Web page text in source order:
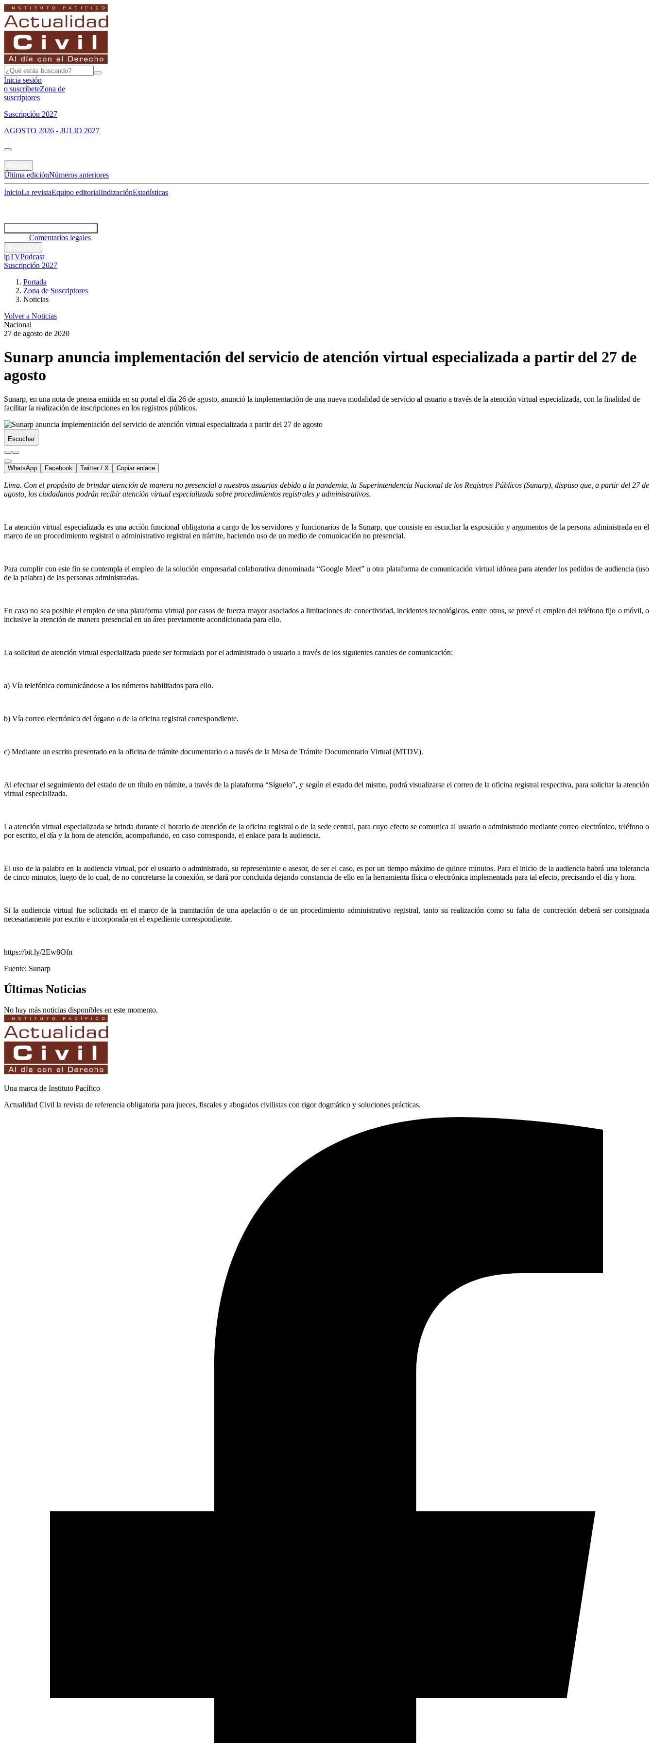
Inicia sesión
o suscríbeteZona de
suscriptores
Suscripción 2027
AGOSTO 2026 - JULIO 2027
Última ediciónNúmeros anteriores
InicioLa revistaEquipo editorialIndizaciónEstadísticas
Comentarios legales
ipTVPodcast
Suscripción 2027
Portada
Zona de Suscriptores
Noticias
Volver a Noticias
Nacional
27 de agosto de 2020
Sunarp anuncia implementación del servicio de atención virtual especializada a partir del 27 de
agosto
Sunarp, en una nota de prensa emitida en su portal el día 26 de agosto, anunció la implementación de una nueva modalidad de servicio al usuario a través de la atención virtual especializada, con la finalidad de
facilitar la realización de inscripciones en los registros públicos.
Escuchar
WhatsApp Facebook Twitter / X Copiar enlace
Lima. Con el propósito de brindar atención de manera no presencial a nuestros usuarios debido a la pandemia, la Superintendencia Nacional de los Registros Públicos (Sunarp), dispuso que, a partir del 27 de
agosto, los ciudadanos podrán recibir atención virtual especializada sobre procedimientos registrales y administrativos.
La atención virtual especializada es una acción funcional obligatoria a cargo de los servidores y funcionarios de la Sunarp, que consiste en escuchar la exposición y argumentos de la persona administrada en el
marco de un procedimiento registral o administrativo registral en trámite, haciendo uso de un medio de comunicación no presencial.
Para cumplir con este fin se contempla el empleo de la solución empresarial colaborativa denominada “Google Meet” u otra plataforma de comunicación virtual idónea para atender los pedidos de audiencia (uso
de la palabra) de las personas administradas.
En caso no sea posible el empleo de una plataforma virtual por casos de fuerza mayor asociados a limitaciones de conectividad, incidentes tecnológicos, entre otros, se prevé el empleo del teléfono fijo o móvil, o
inclusive la atención de manera presencial en un área previamente acondicionada para ello.
La solicitud de atención virtual especializada puede ser formulada por el administrado o usuario a través de los siguientes canales de comunicación:
a) Vía telefónica comunicándose a los números habilitados para ello.
b) Vía correo electrónico del órgano o de la oficina registral correspondiente.
c) Mediante un escrito presentado en la oficina de trámite documentario o a través de la Mesa de Trámite Documentario Virtual (MTDV).
Al efectuar el seguimiento del estado de un título en trámite, a través de la plataforma “Síguelo”, y según el estado del mismo, podrá visualizarse el correo de la oficina registral respectiva, para solicitar la atención
virtual especializada.
La atención virtual especializada se brinda durante el horario de atención de la oficina registral o de la sede central, para cuyo efecto se comunica al usuario o administrado mediante correo electrónico, teléfono o
por escrito, el día y la hora de atención, acompañando, en caso corresponda, el enlace para la audiencia.
El uso de la palabra en la audiencia virtual, por el usuario o administrado, su representante o asesor, de ser el caso, es por un tiempo máximo de quince minutos. Para el inicio de la audiencia habrá una tolerancia
de cinco minutos, luego de lo cual, de no concretarse la conexión, se dará por concluida dejando constancia de ello en la herramienta física o electrónica implementada para tal efecto, precisando el día y hora.
Si la audiencia virtual fue solicitada en el marco de la tramitación de una apelación o de un procedimiento administrativo registral, tanto su realización como su falta de concreción deberá ser consignada
necesariamente por escrito e incorporada en el expediente correspondiente.
https://bit.ly/2Ew8Ofn
Fuente: Sunarp
Últimas Noticias
No hay más noticias disponibles en este momento.
Una marca de Instituto Pacífico
Actualidad Civil la revista de referencia obligatoria para jueces, fiscales y abogados civilistas con rigor dogmático y soluciones prácticas.